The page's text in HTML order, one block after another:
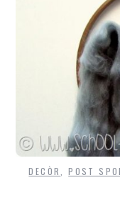
DECÒR ,POST